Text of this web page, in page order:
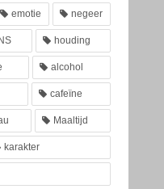
emotie negeer
houding
alcohol
cafeïne
Maaltijd
karakter